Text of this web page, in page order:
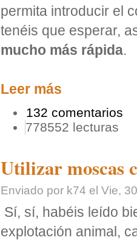
permita introducir el
tenéis que esperar,
mucho más rápida.
Leer más
132 comentarios
778552 lecturas
Utilizar moscas
Enviado por k74 el Vie,
Sí, sí, habéis leído
explotación animal,